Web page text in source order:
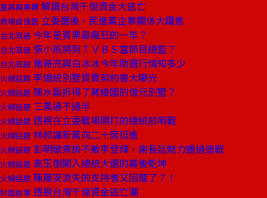
童再興專欄 解讀台灣千億資金大逃亡
商場自慢塾 立委選後，民進黨企業關係大躍進
台北耳語 今年是買票最瘋狂的一年？
台北耳語 張小燕將到ＴＶＢＳ當節目總監？
台北耳語 豬哥亮與白冰冰今年助選行情知多少
火線話題 李總統別墅買賣契約書大曝光
火線話題 陳水扁拆得了蔣緯國的億元別墅？
火線話題 三黨過不過半
火線話題 透視在立委戰場開打的總統前哨戰
火線話題 林郝讓新黨向二十席挺進
火線話題 彭明敏票房不敵李登輝，謝長廷魅力勝過連戰
火線話題 高玉樹闖入總統大選的幕後乾坤
火線話題 陳履安流失的支持者又回籠了？！
封面故事 透視台灣千億資金逃亡潮